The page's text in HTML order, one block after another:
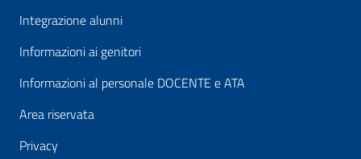
Integrazione alunni
Informazioni ai genitori
Informazioni al personale DOCENTE e ATA
Area riservata
Privacy